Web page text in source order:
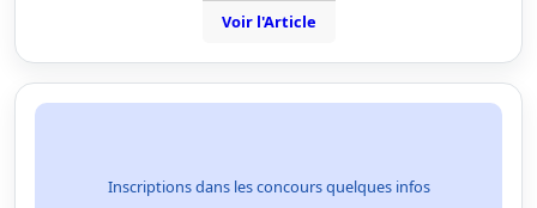
Voir l'Article
Inscriptions dans les concours quelques infos